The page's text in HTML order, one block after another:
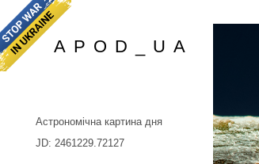
APOD_UA
Астрономічна картина дня
JD: 2461229.72127